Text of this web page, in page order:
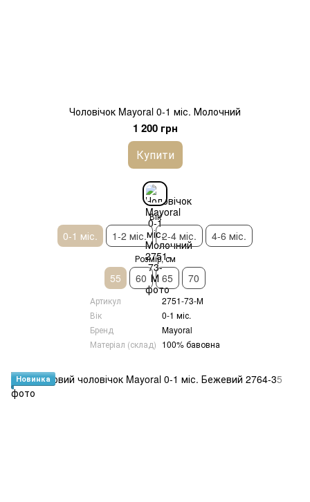
Чоловічок Mayoral 0-1 міс. Молочний
1 200 грн
Купити
Вік
0-1 міс. 1-2 міс. 2-4 міс. 4-6 міс.
Розмір, см
55 60 65 70
Артикул
2751-73-М
Вік
0-1 міс.
Бренд
Mayoral
Матеріал (склад) 100% бавовна
Новинка